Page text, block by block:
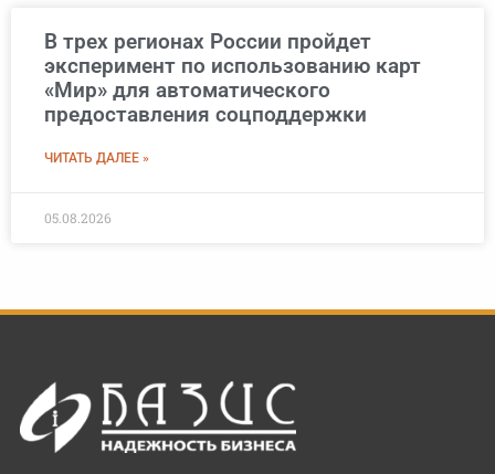
В трех регионах России пройдет
эксперимент по использованию карт
«Мир» для автоматического
предоставления соцподдержки
ЧИТАТЬ ДАЛЕЕ »
05.08.2026